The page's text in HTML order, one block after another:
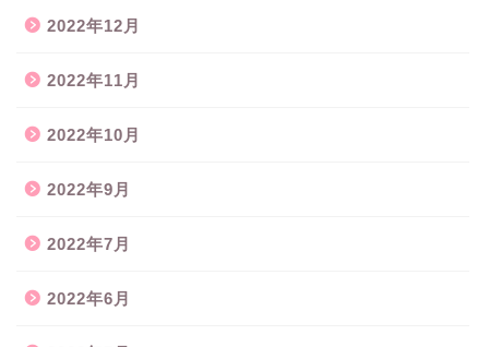
2022年12月
2022年11月
2022年10月
2022年9月
2022年7月
2022年6月